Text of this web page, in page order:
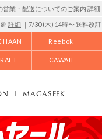
営業・配送についてのご案内 詳細
詳細 ｜7/30 (木) 14時〜 送料改訂
HAAN Reebok
CAWAII
MAGASEEK